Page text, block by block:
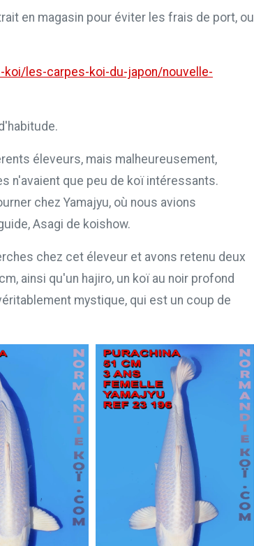
en magasin pour éviter les frais de port, ou
les-carpes-koi-du-japon/nouvelle-
éleveurs, mais malheureusement,
n'avaient que peu de koï intéressants.
chez Yamajyu, où nous avions
Asagi de koishow.
chez cet éleveur et avons retenu deux
ainsi qu'un hajiro, un koï au noir profond
mystique, qui est un coup de